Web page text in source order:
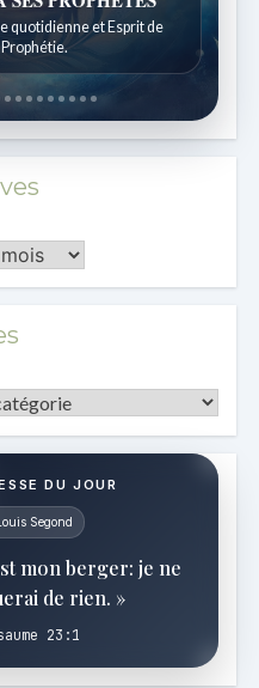
issues de l'École du
Sabbat.
DU JOUR
Louis Segond
mon berger: je ne
de rien. »
23:1